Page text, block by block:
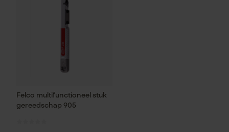
Felco multifunctioneel stuk
gereedschap 905